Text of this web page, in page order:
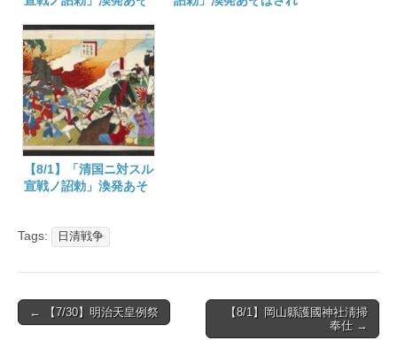
【8/1】「清国ニ対スル
宣戦ノ詔勅」渙発あそ
Tags: 日清戦争
Post
← 【7/30】明治天皇例祭
【8/1】岡山縣護國神社淸掃
奉仕 →